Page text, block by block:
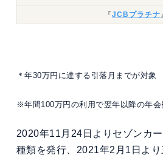
『JCBプラチナ
＊年30万円に達する引落月までが対象
※年間100万円の利用で翌年以降の年会
2020年11月24日よりセゾンカ
種類を発行、2021年2月1日よ